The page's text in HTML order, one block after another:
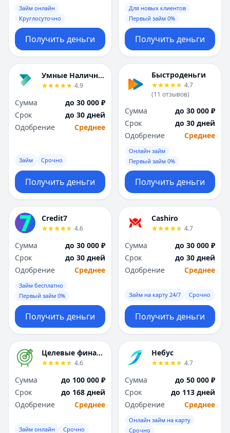
Займ онлайн
Круглосуточно
Получить деньги
Для новых клиентов
Первый займ 0%
Получить деньги
Умные Наличные
4.9
Сумма
до 30 000 ₽
Срок
до 30 дней
Одобрение
Среднее
Займ Срочно
Получить деньги
Быстроденьги
4.7
(11 отзывов)
Сумма
до 30 000 ₽
Срок
до 30 дней
Одобрение
Среднее
Онлайн займ
Первый займ 0%
Получить деньги
Credit7
4.6
Сумма
до 30 000 ₽
Срок
до 30 дней
Одобрение
Среднее
Займ бесплатно
Первый займ 0%
Получить деньги
Cashiro
4.7
Сумма
до 30 000 ₽
Срок
до 30 дней
Одобрение
Среднее
Займ на карту 24/7 Срочно
Получить деньги
Целевые финансы
4.6
Сумма
до 100 000 ₽
Срок
до 168 дней
Одобрение
Среднее
Займ онлайн Срочно
Небус
4.7
Сумма
до 50 000 ₽
Срок
до 113 дней
Одобрение
Среднее
Онлайн займ на карту
Срочно